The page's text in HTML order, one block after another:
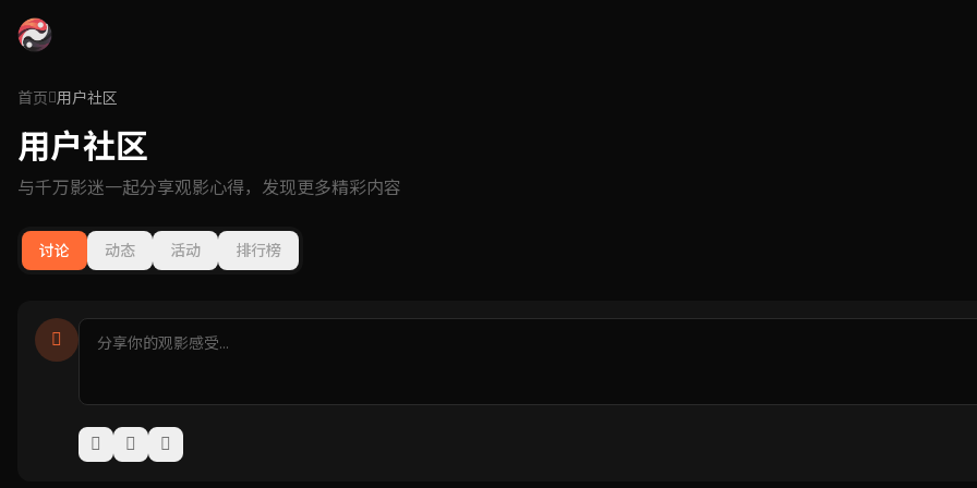
首页 用户社区
用户社区
与千万影迷一起分享观影心得，发现更多精彩内容
讨论 动态 活动 排行榜